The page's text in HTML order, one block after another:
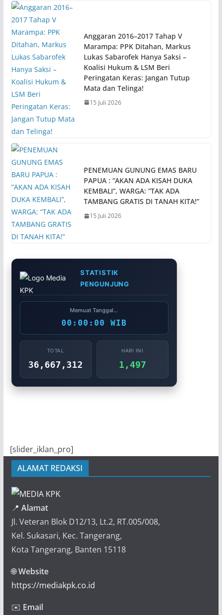
Anggaran 2016–2017 Tahap V
Marampa: PPK Ditahan, Markus
Lukas Sabarofek Hanya Saksi –
Koalisi Hukum & LSM Beri
Peringatan Keras: Jangan Tutup
Mata dan Telinga!
15 Juli 2026
PENEMUAN GUNUNG EMAS BARU
PAPUA : “AKAN ADA KISAH DUKA
KEMBALI”, WARGA: “TAK ADA
TAMBANG GRATIS DI TANAH KITA!”
15 Juli 2026
STATISTIK
PENGUNJUNG
Memuat Tanggal...
00:00:00 WIB
TOTAL
36,667,312
HARI INI
1,497
[slider_iklan_pro]
ALAMAT REDAKSI
📍 Alamat
Jl. Veteran Blok D12/13, Lt.2, RT.005/008,
Kel. Sukasari, Kec. Tangerang,
Kota Tangerang, Banten 15118
🌐Website
https://mediakpk.co.id
✉️ Email